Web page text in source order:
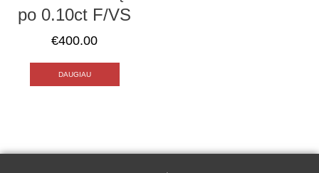
po 0.10ct F/VS
€400.00
DAUGIAU